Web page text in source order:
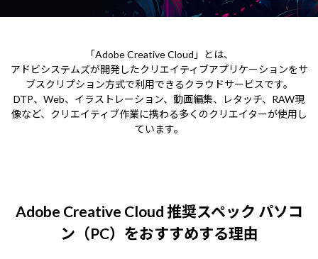
「Adobe Creative Cloud」とは、
アドビシステムズが開発したクリエイティブアプリケーションをサ
ブスクリプション方式で利用できるクラウドサービスです。
DTP、Web、イラストレーション、動画編集、レタッチ、RAW現
像など、クリエイティブ作業に携わる多くのクリエイターが使用し
ています。
Adobe Creative Cloud 推奨スペック パソコ
ン（PC）をおすすめする理由